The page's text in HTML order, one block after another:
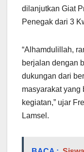
dilanjutkan Giat
Penegak dari 3
“Alhamdulillah,
berjalan dengan
dukungan dari
masyarakat yang
kegiatan,” ujar
Lamsel.